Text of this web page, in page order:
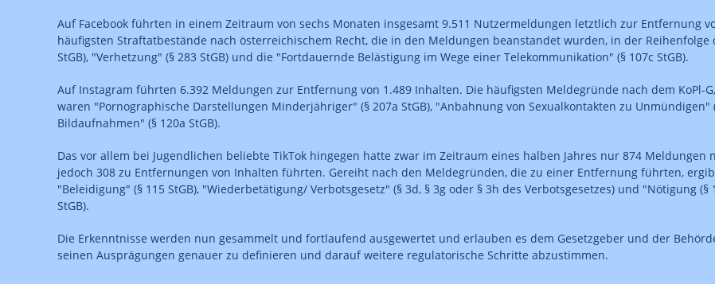
Auf Facebook führten in einem Zeitraum von sechs Monaten insgesamt 9.511 Nutzermeldungen letztlich zur Entfernung
häufigsten Straftatbestände nach österreichischem Recht, die in den Meldungen beanstandet wurden, in der Reihenfolge
StGB), "Verhetzung" (§ 283 StGB) und die "Fortdauernde Belästigung im Wege einer Telekommunikation" (§ 107c StGB).
Auf Instagram führten 6.392 Meldungen zur Entfernung von 1.489 Inhalten. Die häufigsten Meldegründe nach dem KoPl-
waren "Pornographische Darstellungen Minderjähriger" (§ 207a StGB), "Anbahnung von Sexualkontakten zu Unmündigen"
Bildaufnahmen" (§ 120a StGB).
Das vor allem bei Jugendlichen beliebte TikTok hingegen hatte zwar im Zeitraum eines halben Jahres nur 874 Meldungen
jedoch 308 zu Entfernungen von Inhalten führten. Gereiht nach den Meldegründen, die zu einer Entfernung führten,
"Beleidigung" (§ 115 StGB), "Wiederbetätigung/ Verbotsgesetz" (§ 3d, § 3g oder § 3h des Verbotsgesetzes) und "Nötigung
StGB).
Die Erkenntnisse werden nun gesammelt und fortlaufend ausgewertet und erlauben es dem Gesetzgeber und der
seinen Ausprägungen genauer zu definieren und darauf weitere regulatorische Schritte abzustimmen.